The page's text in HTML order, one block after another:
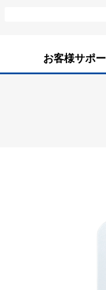
お客様サポ